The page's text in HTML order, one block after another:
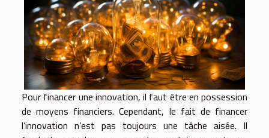
Pour financer une innovation, il faut être en possession
de moyens financiers. Cependant, le fait de financer
l’innovation n’est pas toujours une tâche aisée. Il